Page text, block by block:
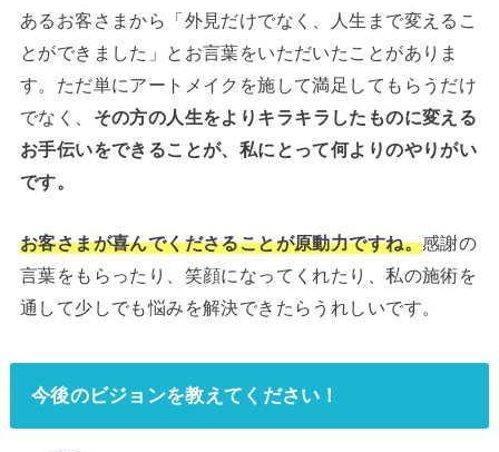
あるお客さまから「外見だけでなく、人生まで変えるこ
とができました」とお言葉をいただいたことがありま
す。ただ単にアートメイクを施して満足してもらうだけ
でなく、 その方の人生をよりキラキラしたものに変える
お手伝いをできることが、私にとって何よりのやりがい
です。
お客さまが喜んでくださることが原動力ですね。感謝の
言葉をもらったり、笑顔になってくれたり、私の施術を
通して少しでも悩みを解決できたらうれしいです。
今後のビジョンを教えてください！